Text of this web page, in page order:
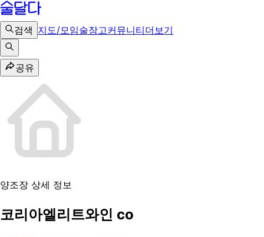
검색 지도/모임술장고커뮤니티더보기
공유
양조장 상세 정보
코리아엘리트와인 co